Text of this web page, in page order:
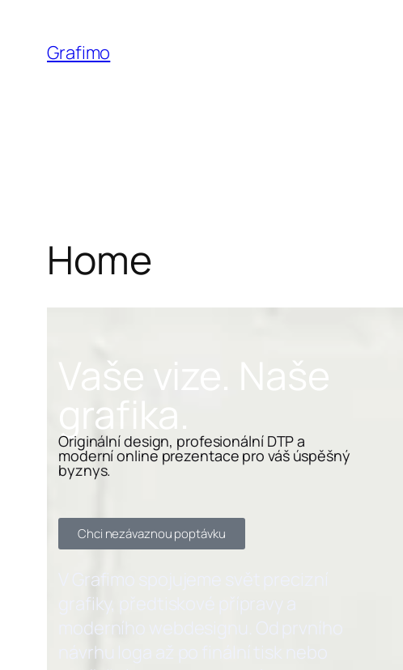
Grafimo
Home
Vaše vize. Naše
grafika.
Originální design, profesionální DTP a
moderní online prezentace pro váš úspěšný
byznys.
Chci nezávaznou poptávku
V Grafimo spojujeme svět precizní
grafiky, předtiskové přípravy a
moderního webdesignu. Od prvního
návrhu loga až po finální tisk nebo